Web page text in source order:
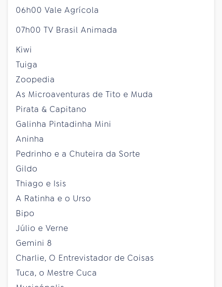
06h00 Vale Agrícola
07h00 TV Brasil Animada
Kiwi
Tuiga
Zoopedia
As Microaventuras de Tito e Muda
Pirata & Capitano
Galinha Pintadinha Mini
Aninha
Pedrinho e a Chuteira da Sorte
Gildo
Thiago e Isis
A Ratinha e o Urso
Bipo
Júlio e Verne
Gemini 8
Charlie, O Entrevistador de Coisas
Tuca, o Mestre Cuca